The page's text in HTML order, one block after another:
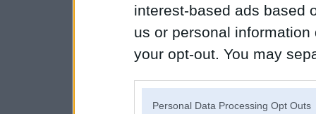
interest-based ads based
us or personal
your opt-out. You may
Personal Data Processing Opt Outs